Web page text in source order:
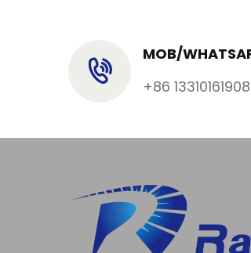
MOB/
+86 13310161908